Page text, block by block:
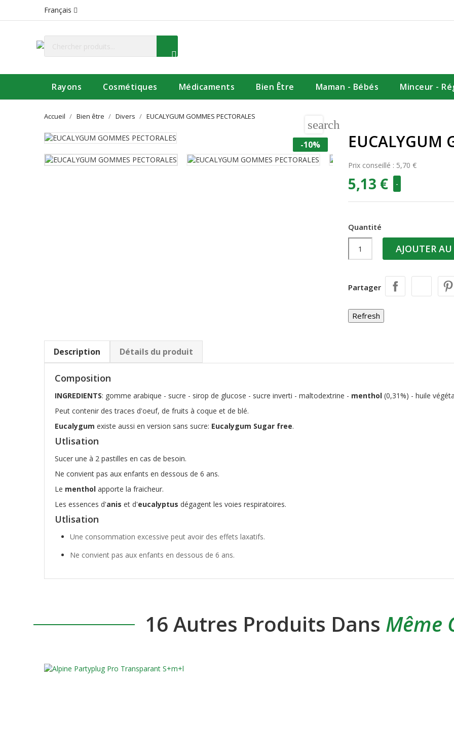
Français
Rayons Cosmétiques Médicaments Bien Être Maman - Bébés Minceur -
Accueil Bien être Divers EUCALYGUM GOMMES PECTORALES
-10%
search
EUCALYGUM
Prix conseillé : 5,70 €
5,13 € -
Quantité
AJOUTER
Partager
Description Détails du produit
Composition
INGREDIENTS: gomme arabique - sucre - sirop de glucose - sucre inverti - maltodextrine - menthol (0,31%) - huile
Peut contenir des traces d'oeuf, de fruits à coque et de blé.
Eucalygum existe aussi en version sans sucre: Eucalygum Sugar free.
Utlisation
Sucer une à 2 pastilles en cas de besoin.
Ne convient pas aux enfants en dessous de 6 ans.
Le menthol apporte la fraicheur.
Les essences d'anis et d'eucalyptus dégagent les voies respiratoires.
Utlisation
Une consommation excessive peut avoir des effets laxatifs.
Ne convient pas aux enfants en dessous de 6 ans.
16 Autres Produits Dans Même